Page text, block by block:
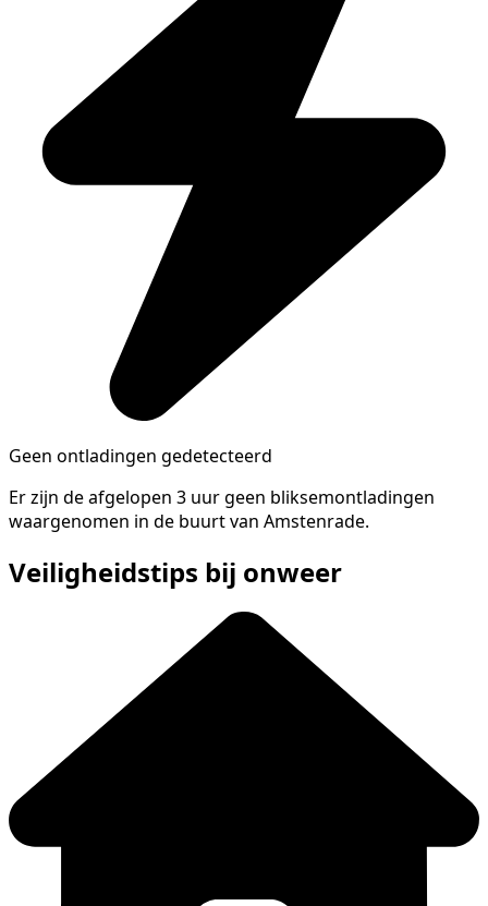
Geen ontladingen gedetecteerd
Er zijn de afgelopen 3 uur geen bliksemontladingen
waargenomen in de buurt van Amstenrade.
Veiligheidstips bij onweer